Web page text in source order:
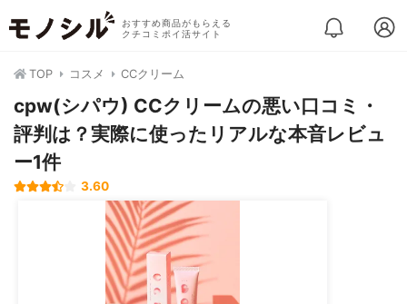
おすすめ商品がもらえる
クチコミポイ活サイト
TOP コスメ CCクリーム
cpw(シパウ) CCクリームの悪い口コミ・
評判は？実際に使ったリアルな本音レビュ
ー1件
3.60